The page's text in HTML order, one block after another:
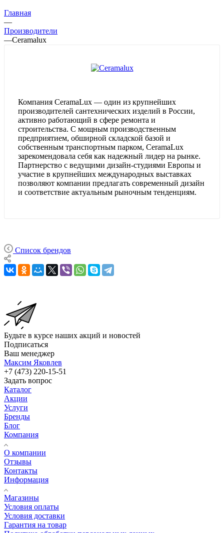
Главная
—
Производители
—Ceramalux
Компания CeramaLux — один из крупнейших
производителей сантехнических изделий в России,
активно работающий в сфере ремонта и
строительства. С мощным производственным
предприятием, обширной складской базой и
собственным транспортным парком, CeramaLux
зарекомендовала себя как надежный лидер на рынке.
Партнерство с ведущими дизайн-студиями Европы и
участие в крупнейших международных выставках
позволяют компании предлагать современный дизайн
и соответствие актуальным рыночным тенденциям.
Список брендов
Будьте в курсе наших акций и новостей
Подписаться
Ваш менеджер
Максим Яковлев
+7 (473) 220-15-51
Задать вопрос
Каталог
Акции
Услуги
Бренды
Блог
Компания
О компании
Отзывы
Контакты
Информация
Магазины
Условия оплаты
Условия доставки
Гарантия на товар